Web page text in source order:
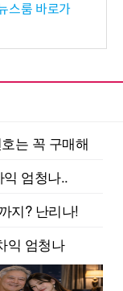
스룸 바로가